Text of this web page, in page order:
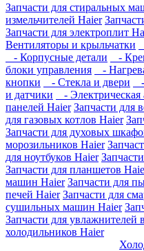
Запчасти для стиральных
измельчителей Haier
Запчасти для электроплит
Вентиляторы и крыльчатки
- Корпусные детали
-
блоки управления
-
кнопки
- Стекла и двери -
и датчики
- Электрическая
панелей Haier Запчасти для
для газовых котлов Haier
Запчасти для духовых
морозильников Haier
для ноутбуков Haier
Запчасти для планшетов
машин Haier Запчасти для
печей Haier Запчасти для
сушильных машин Haier
Запчасти для увлажнителей
холодильников Haier